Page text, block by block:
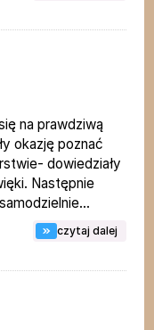
na prawdziwą
okazję poznać
dowiedziały
Następnie
czytaj dalej